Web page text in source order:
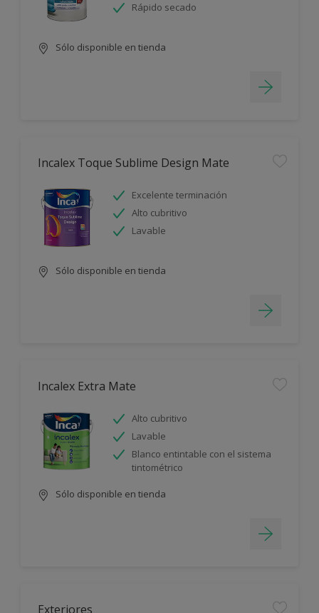
Rápido secado
Sólo disponible en tienda
Incalex Toque Sublime Design Mate
Excelente terminación
Alto cubritivo
Lavable
Sólo disponible en tienda
Incalex Extra Mate
Alto cubritivo
Lavable
Blanco entintable con el sistema
tintométrico
Sólo disponible en tienda
Exteriores